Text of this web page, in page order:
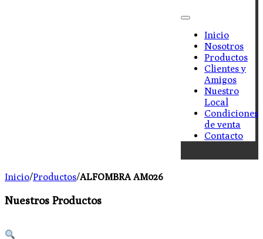
Inicio
Nosotros
Productos
Clientes y
Amigos
Nuestro
Local
Condiciones
de venta
Contacto
Inicio/Productos/ALFOMBRA AM026
Nuestros Productos